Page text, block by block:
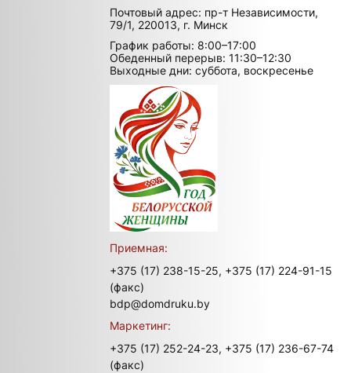
Почтовый адрес: пр-т Независимости,
79/1, 220013, г. Минск
График работы: 8:00–17:00
Обеденный перерыв: 11:30–12:30
Выходные дни: суббота, воскресенье
Приемная:
+375 (17) 238-15-25, +375 (17) 224-91-15
(факс)
bdp@domdruku.by
Маркетинг:
+375 (17) 252-24-23, +375 (17) 236-67-74
(факс)